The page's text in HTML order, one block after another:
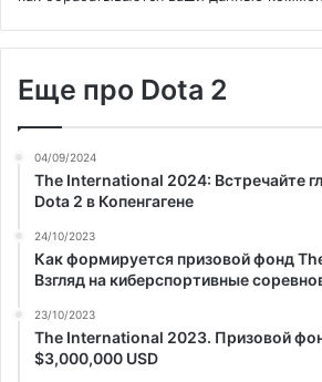
Еще про Dota 2
04/09/2024
The International 2024: Встречайте
Dota 2 в Копенгагене
24/10/2023
Как формируется призовой фонд
Взгляд на киберспортивные
23/10/2023
The International 2023. Призовой
$3,000,000 USD